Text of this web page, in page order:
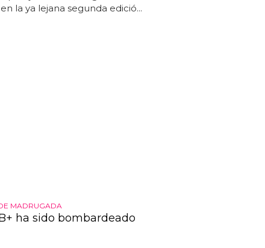
la ya lejana segunda edició...
MADRUGADA
ha sido bombardeado